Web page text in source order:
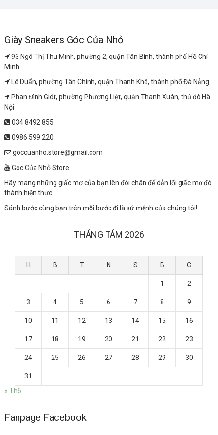
Giày Sneakers Góc Của Nhỏ
93 Ngô Thị Thu Minh, phường 2, quận Tân Bình, thành phố Hồ Chí
Minh
Lê Duẩn, phường Tân Chính, quận Thanh Khê, thành phố Đà Nẵng
Phan Đình Giót, phường Phương Liệt, quận Thanh Xuân, thủ đô Hà
Nội
034 8492 855
0986 599 220
goccuanho.store@gmail.com
Góc Của Nhỏ Store
Hãy mang những giấc mơ của bạn lên đôi chân để dẫn lối giấc mơ đó
thành hiện thực
Sánh bước cùng bạn trên mỗi bước đi là sứ mệnh của chúng tôi!
THÁNG TÁM 2026
H B T N S B C
1 2
3 4 5 6 7 8 9
10 11 12 13 14 15 16
17 18 19 20 21 22 23
24 25 26 27 28 29 30
31
« Th6
Fanpage Facebook